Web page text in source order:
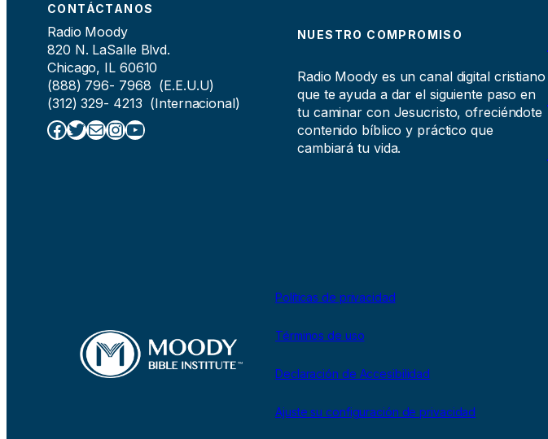
CONTÁCTANOS
Radio Moody
820 N. LaSalle Blvd.
Chicago, IL 60610
(888) 796- 7968 (E.E.U.U)
(312) 329- 4213 (Internacional)
Facebook Twitter Correo electrónico InstagramYouTube
NUESTRO COMPROMISO
Radio Moody es un canal digital cristiano
que te ayuda a dar el siguiente paso en
tu caminar con Jesucristo, ofreciéndote
contenido bíblico y práctico que
cambiará tu vida.
Políticas de privacidad
Términos de uso
Declaración de Accesibilidad
Ajuste su configuración de privacidad